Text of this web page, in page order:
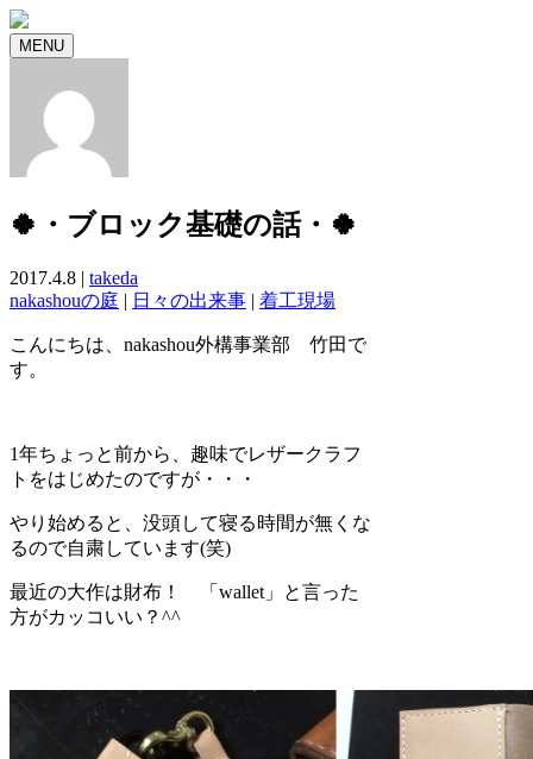
MENU
🍀・ブロック基礎の話・🍀
2017.4.8 | takeda
nakashouの庭 | 日々の出来事 | 着工現場
こんにちは、nakashou外構事業部 竹田で
す。
1年ちょっと前から、趣味でレザークラフ
トをはじめたのですが・・・
やり始めると、没頭して寝る時間が無くな
るので自粛しています(笑)
最近の大作は財布！ 「 wallet」と言った
方がカッコいい？^^